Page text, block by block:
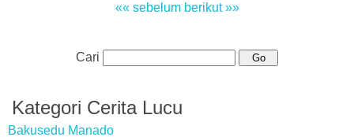
«« sebelum berikut »»
Cari
Kategori Cerita Lucu
Bakusedu Manado